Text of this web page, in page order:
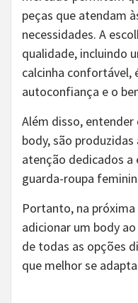
peças que atendam
necessidades. A
qualidade, incluindo
calcinha confortável,
autoconfiança e o
Além disso,
body, são
atenção dedicados a
guarda-roupa
Portanto, na próxima
adicionar um body
de todas as opções
que melhor se